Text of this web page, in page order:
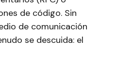
de código. Sin
de comunicación
se descuida: el